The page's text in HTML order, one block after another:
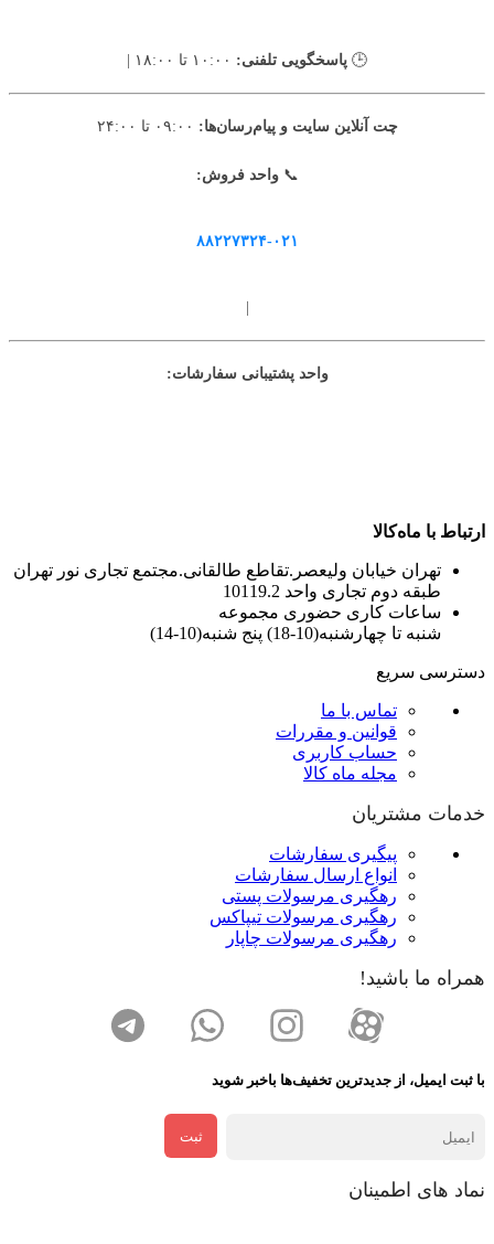
🕒 پاسخگویی تلفنی:
چت آنلاین سایت و پیام‌رسان‌ها:
📞واحد فروش:
۸۸۲۲۷۳۲۴-۰۲۱
|
واحد پشتیبانی سفارشات:
ارتباط با ماه‌کالا
تهران خیابان ولیعصر.تقاطع طالقانی.مجتمع تجاری نور تهران
طبقه دوم تجاری واحد 10119.2
ساعات کاری حضوری مجموعه
شنبه تا چهارشنبه(10-18) پنج شنبه(10-14)
دسترسی سریع
تماس با ما
قوانین و مقررات
حساب کاربری
مجله ماه کالا
خدمات مشتریان
پیگیری سفارشات
انواع ارسال سفارشات
رهگیری مرسولات پستی
رهگیری مرسولات تیپاکس
رهگیری مرسولات چاپار
همراه ما باشید!
با ثبت ایمیل، از جدید‌ترین تخفیف‌ها با‌خبر شوید
ثبت
نماد های اطمینان